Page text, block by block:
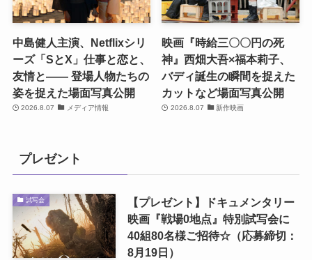
中島健人主演、Netflixシリ
ーズ「SとX」仕事と恋と、
友情と―― 登場人物たちの
姿を捉えた場面写真公開
2026.8.07 メディア情報
映画『時給三〇〇円の死
神』西畑大吾×福本莉子、
バディ誕生の瞬間を捉えた
カットなど場面写真公開
2026.8.07 新作映画
プレゼント
試写会
【プレゼント】ドキュメンタリー
映画『戦場0地点』特別試写会に
40組80名様ご招待☆（応募締切：
8月19日）